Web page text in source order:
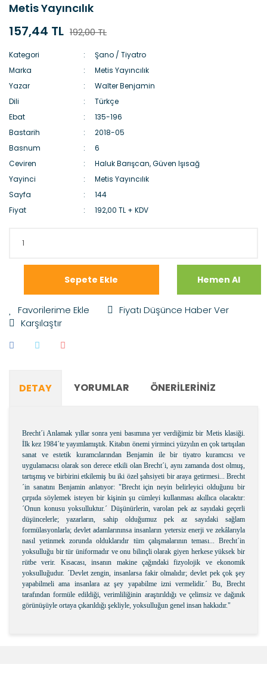
Metis Yayıncılık
157,44 TL 192,00 TL
Kategori
Şano / Tiyatro
Marka
Metis Yayıncılık
Yazar
Walter Benjamin
Dili
Türkçe
Ebat
135-196
Bastarih
2018-05
Basnum
6
Ceviren
Haluk Barışcan, Güven Işısağ
Yayinci
Metis Yayıncılık
Sayfa
144
Fiyat
192,00 TL + KDV
Sepete Ekle Hemen Al
Fiyatı Düşünce Haber Ver
Karşılaştır
DETAY YORUMLAR ÖNERILERINIZ
Brecht´i Anlamak yıllar sonra yeni basımına yer verdiğimiz bir Metis klasiği.
İlk kez 1984´te yayımlamıştık. Kitabın önemi yirminci yüzyılın en çok tartışılan
sanat ve estetik kuramcılarından Benjamin ile bir tiyatro kuramcısı ve
uygulamacısı olarak son derece etkili olan Brecht´i, aynı zamanda dost olmuş,
tartışmış ve birbirini etkilemiş bu iki özel şahsiyeti bir araya getirmesi... Brecht
´in sanatını Benjamin anlatıyor: "Brecht için neyin belirleyici olduğunu bir
çırpıda söylemek isteyen bir kişinin şu cümleyi kullanması akıllıca olacaktır:
´Onun konusu yoksulluktur.´ Düşünürlerin, varolan pek az sayıdaki geçerli
düşüncelerle; yazarların, sahip olduğumuz pek az sayıdaki sağlam
formülasyonlarla; devlet adamlarınınsa insanların yetersiz enerji ve zekâlarıyla
nasıl yetinmek zorunda olduklarıdır tüm çalışmalarının teması... Brecht´in
yoksulluğu bir tür üniformadır ve onu bilinçli olarak giyen herkese yüksek bir
rütbe verir. Kısacası, insanın makine çağındaki fizyolojik ve ekonomik
yoksulluğudur. ´Devlet zengin, insanlarsa fakir olmalıdır; devlet pek çok şey
yapabilmeli ama insanlara az şey yapabilme izni vermelidir.´ Bu, Brecht
tarafından formüle edildiği, verimliliğinin araştırıldığı ve çelimsiz ve dağınık
görünüşüyle ortaya çıkarıldığı şekliyle, yoksulluğun genel insan hakkıdır."